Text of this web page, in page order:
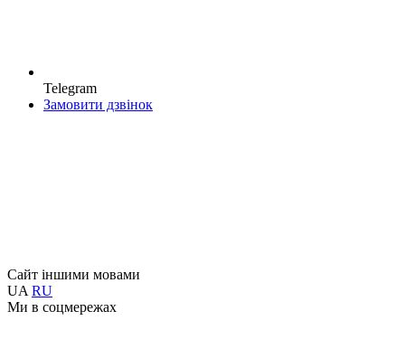
Telegram
Замовити дзвінок
Сайт іншими мовами
UARU
Ми в соцмережах